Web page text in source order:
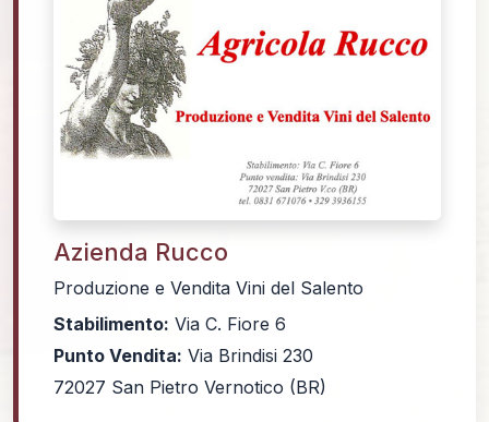
Azienda Rucco
Produzione e Vendita Vini del Salento
Stabilimento: Via C. Fiore 6
Punto Vendita: Via Brindisi 230
72027 San Pietro Vernotico (BR)